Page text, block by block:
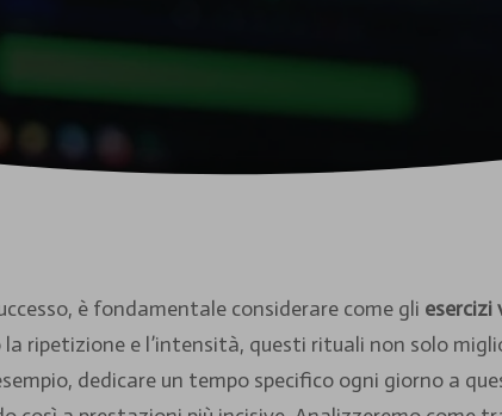
è fondamentale considerare come gli esercizi
ripetizione e l’intensità, questi rituali non solo
dedicare un tempo specifico ogni giorno a